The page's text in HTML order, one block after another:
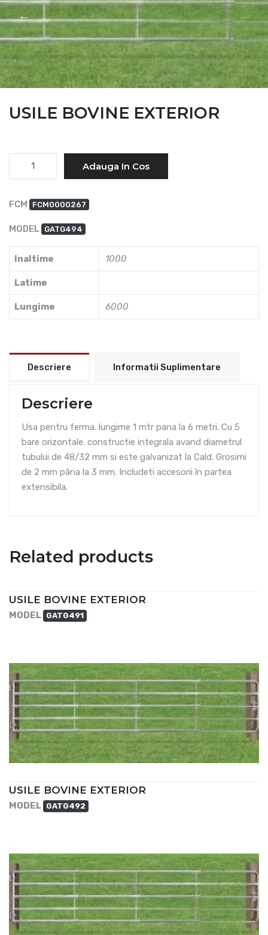
FARM CAMARA
USILE BOVINE EXTERIOR
Cantitate
Adauga In Cos
FCM FCM0000267
MODEL GATG494
Inaltime 1000
Latime
Lungime 6000
Descriere Informatii Suplimentare
Descriere
Usa pentru ferma. lungime 1 mtr pana la 6 metri. Cu 5
bare orizontale. constructie integrala avand diametrul
tubului de 48/32 mm si este galvanizat la Cald. Grosimi
de 2 mm pâna la 3 mm. Includeti accesorii în partea
extensibila.
Related products
USILE BOVINE EXTERIOR
MODEL GATG491
USILE BOVINE EXTERIOR
MODEL GATG492